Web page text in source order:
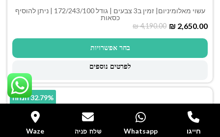
עשוי מאלומיניום| זמין ב3 צבעים | גודל 172/243/100 | ניתן להוסיף
כסאות
₪4,190.00 ₪ 2,650.00
בחר אפשרויות
לפרטים נוספים
32.79% הנחה
חייגו Whatsapp שלח פניה Waze